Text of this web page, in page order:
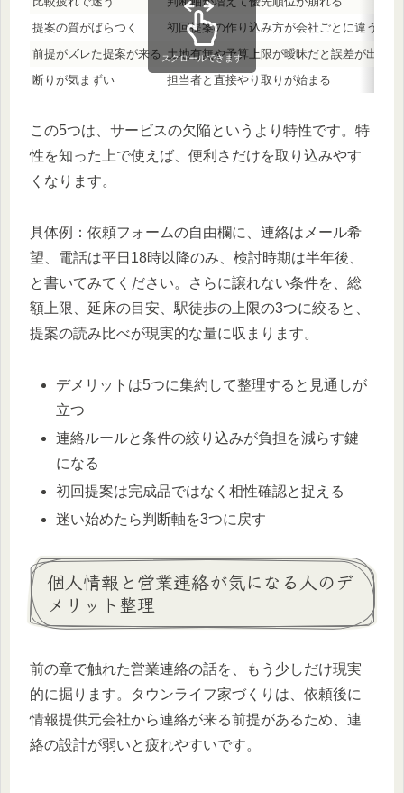
提案の質がばらつく
初回提案の作り込み方が会社ごとに違う
前提がズレた提案が来る 土地有無や予算上限が曖昧だと誤差が出る
断りが気まずい
担当者と直接やり取りが始まる
スクロールできます
この5つは、サービスの欠陥というより特性です。特
性を知った上で使えば、便利さだけを取り込みやす
くなります。
具体例：依頼フォームの自由欄に、連絡はメール希
望、電話は平日18時以降のみ、検討時期は半年後、
と書いてみてください。さらに譲れない条件を、総
額上限、延床の目安、駅徒歩の上限の3つに絞ると、
提案の読み比べが現実的な量に収まります。
デメリットは5つに集約して整理すると見通しが
立つ
連絡ルールと条件の絞り込みが負担を減らす鍵
になる
初回提案は完成品ではなく相性確認と捉える
迷い始めたら判断軸を3つに戻す
個人情報と営業連絡が気になる人のデ
メリット整理
前の章で触れた営業連絡の話を、もう少しだけ現実
的に掘ります。タウンライフ家づくりは、依頼後に
情報提供元会社から連絡が来る前提があるため、連
絡の設計が弱いと疲れやすいです。